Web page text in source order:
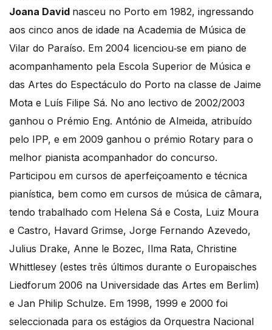
Joana David nasceu no Porto em 1982, ingressando
aos cinco anos de idade na Academia de Música de
Vilar do Paraíso. Em 2004 licenciou‐se em piano de
acompanhamento pela Escola Superior de Música e
das Artes do Espectáculo do Porto na classe de Jaime
Mota e Luís Filipe Sá. No ano lectivo de 2002/2003
ganhou o Prémio Eng. António de Almeida, atribuído
pelo IPP, e em 2009 ganhou o prémio Rotary para o
melhor pianista acompanhador do concurso.
Participou em cursos de aperfeiçoamento e técnica
pianística, bem como em cursos de música de câmara,
tendo trabalhado com Helena Sá e Costa, Luiz Moura
e Castro, Havard Grimse, Jorge Fernando Azevedo,
Julius Drake, Anne le Bozec, Ilma Rata, Christine
Whittlesey (estes três últimos durante o Europaisches
Liedforum 2006 na Universidade das Artes em Berlim)
e Jan Philip Schulze. Em 1998, 1999 e 2000 foi
seleccionada para os estágios da Orquestra Nacional